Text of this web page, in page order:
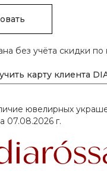
без учёта скидки по
карту клиента
ювелирных
07.08.2026 г.